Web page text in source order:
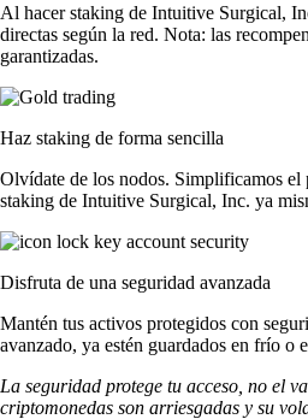
Al hacer staking de Intuitive Surgical,
directas según la red. Nota: las
garantizadas.
Haz staking de forma sencilla
Olvídate de los nodos. Simplificamos el
staking de Intuitive Surgical, Inc. ya
Disfruta de una seguridad avanzada
Mantén tus activos protegidos con
avanzado, ya estén guardados en frío o
La seguridad protege tu acceso, no el
criptomonedas son arriesgadas y su